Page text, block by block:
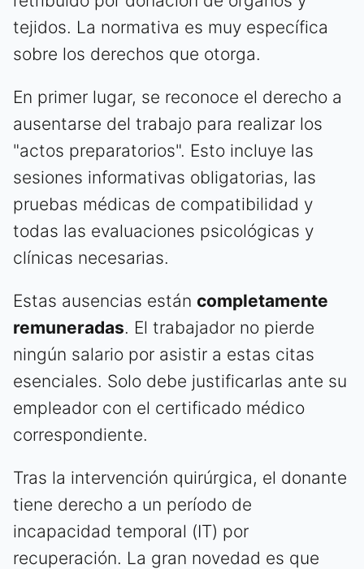
tejidos. La normativa es muy específica
sobre los derechos que otorga.
En primer lugar, se reconoce el derecho a
ausentarse del trabajo para realizar los
"actos preparatorios". Esto incluye las
sesiones informativas obligatorias, las
pruebas médicas de compatibilidad y
todas las evaluaciones psicológicas y
clínicas necesarias.
Estas ausencias están completamente
remuneradas. El trabajador no pierde
ningún salario por asistir a estas citas
esenciales. Solo debe justificarlas ante su
empleador con el certificado médico
correspondiente.
Tras la intervención quirúrgica, el donante
tiene derecho a un período de
incapacidad temporal (IT) por
recuperación. La gran novedad es que